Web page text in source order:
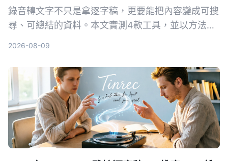
錄音轉文字不只是拿逐字稿，更要能把內容變成可搜
尋、可總結的資料。本文實測4款工具，並以方法論
2026-08-09